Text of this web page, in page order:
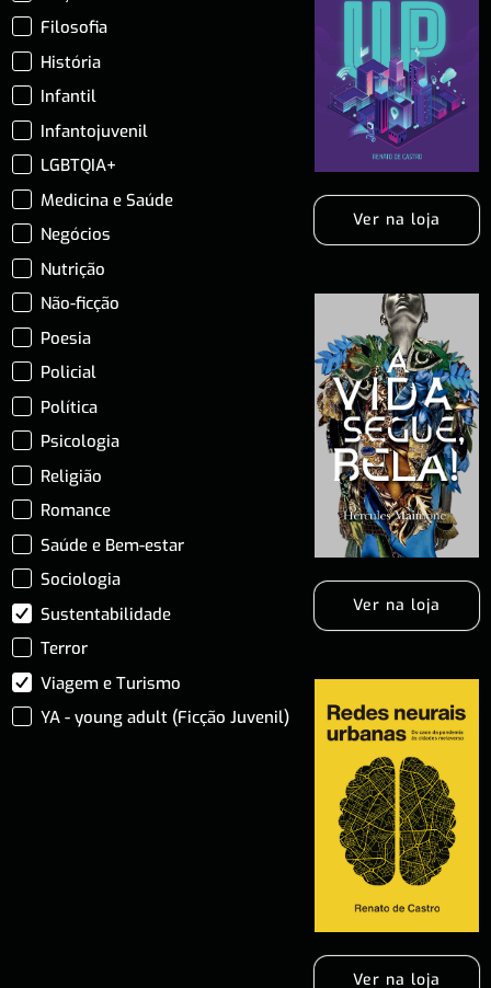
Filosofia
História
Infantil
Infantojuvenil
LGBTQIA+
Medicina e Saúde
Negócios
Nutrição
Não-ficção
Poesia
Policial
Política
Psicologia
Religião
Romance
Saúde e Bem-estar
Sociologia
Sustentabilidade
Terror
Viagem e Turismo
YA - young adult (Ficção Juvenil)
Ver na loja
Ver na loja
Ver na loja